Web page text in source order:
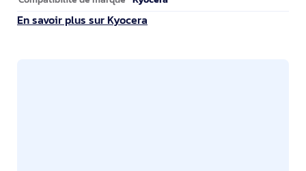
En savoir plus sur Kyocera